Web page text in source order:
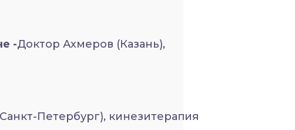
-Доктор Ахмеров (Казань),
Петербург), кинезитерапия